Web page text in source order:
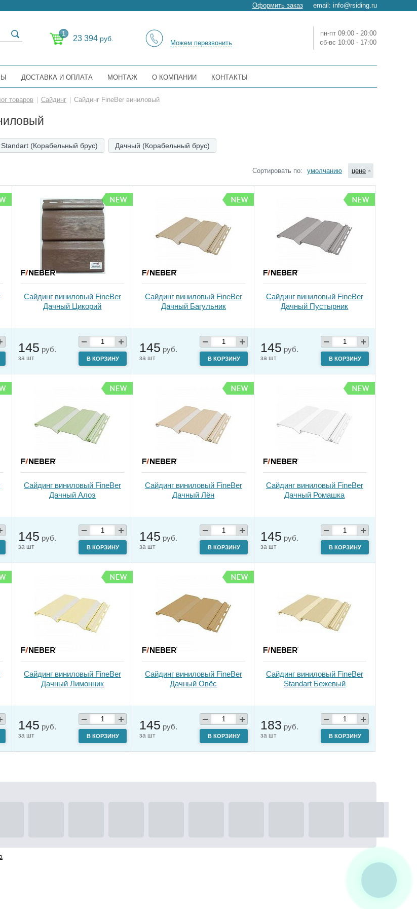
email: info@rsiding.ru
Оформить заказ
Можем перезвонить
пн-пт 09:00 - 20:00
сб-вс 10:00 - 17:00
ДОСТАВКА И ОПЛАТА МОНТАЖ О КОМПАНИИ КОНТАКТЫ
товаров Сайдинг Сайдинг FineBer виниловый
Standart (Корабельный брус) Дачный (Корабельный брус)
Сортировать по: умолчанию цене
Сайдинг виниловый FineBer
Дачный Цикорий
145 руб.
за шт В КОРЗИНУ
Сайдинг виниловый FineBer
Дачный Багульник
145 руб.
за шт В КОРЗИНУ
Сайдинг виниловый FineBer
Дачный Пустырник
145 руб.
за шт В КОРЗИНУ
Сайдинг виниловый FineBer
Дачный Алоэ
145 руб.
за шт В КОРЗИНУ
Сайдинг виниловый FineBer
Дачный Лён
145 руб.
за шт В КОРЗИНУ
Сайдинг виниловый FineBer
Дачный Ромашка
145 руб.
за шт В КОРЗИНУ
Сайдинг виниловый FineBer
Дачный Лимонник
145 руб.
за шт В КОРЗИНУ
Сайдинг виниловый FineBer
Дачный Овёс
145 руб.
за шт В КОРЗИНУ
Сайдинг виниловый FineBer
Standart Бежевый
183 руб.
за шт В КОРЗИНУ
1
23 394 руб.